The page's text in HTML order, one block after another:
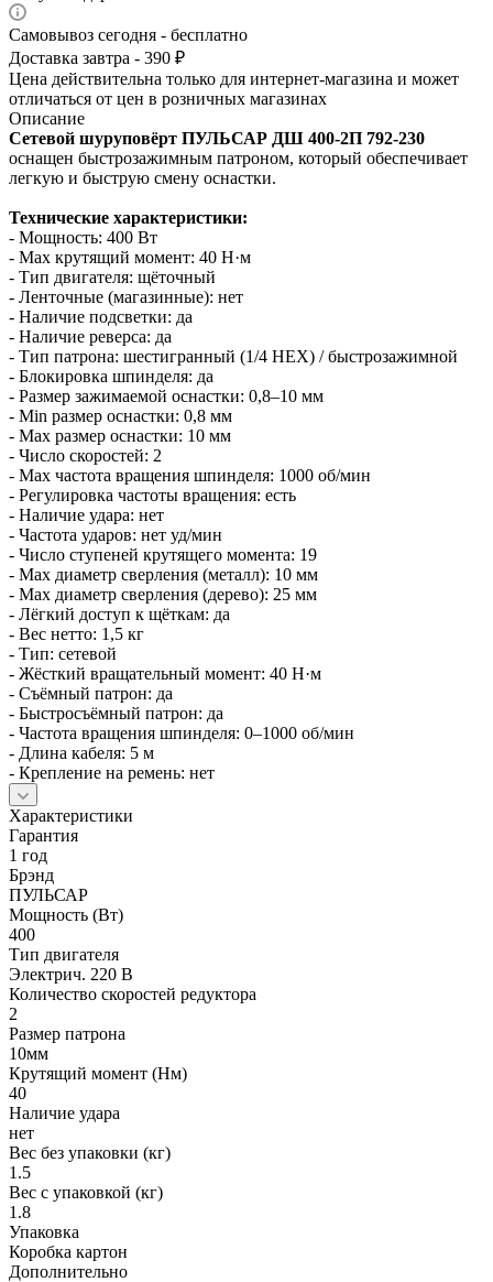
Самовывоз сегодня - бесплатно
Доставка завтра - 390 ₽
Цена действительна только для интернет-магазина и может
отличаться от цен в розничных магазинах
Описание
Сетевой шуруповёрт ПУЛЬСАР ДШ 400-2П 792-230
оснащен быстрозажимным патроном, который обеспечивает
легкую и быструю смену оснастки.
Технические характеристики:
- Мощность: 400 Вт
- Max крутящий момент: 40 Н·м
- Тип двигателя: щёточный
- Ленточные (магазинные): нет
- Наличие подсветки: да
- Наличие реверса: да
- Тип патрона: шестигранный (1/4 HEX) / быстрозажимной
- Блокировка шпинделя: да
- Размер зажимаемой оснастки: 0,8–10 мм
- Min размер оснастки: 0,8 мм
- Max размер оснастки: 10 мм
- Число скоростей: 2
- Max частота вращения шпинделя: 1000 об/мин
- Регулировка частоты вращения: есть
- Наличие удара: нет
- Частота ударов: нет уд/мин
- Число ступеней крутящего момента: 19
- Max диаметр сверления (металл): 10 мм
- Max диаметр сверления (дерево): 25 мм
- Лёгкий доступ к щёткам: да
- Вес нетто: 1,5 кг
- Тип: сетевой
- Жёсткий вращательный момент: 40 Н·м
- Съёмный патрон: да
- Быстросъёмный патрон: да
- Частота вращения шпинделя: 0–1000 об/мин
- Длина кабеля: 5 м
- Крепление на ремень: нет
Характеристики
Гарантия
1 год
Брэнд
ПУЛЬСАР
Мощность (Вт)
400
Тип двигателя
Электрич. 220 В
Количество скоростей редуктора
2
Размер патрона
10мм
Крутящий момент (Нм)
40
Наличие удара
нет
Вес без упаковки (кг)
1.5
Вес с упаковкой (кг)
1.8
Упаковка
Коробка картон
Дополнительно